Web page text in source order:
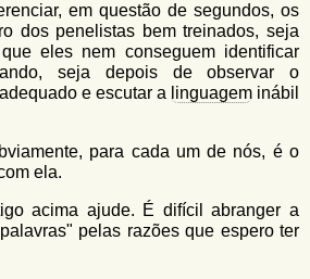
em questão de segundos, os
dos penelistas bem treinados, seja
eles nem conseguem identificar
seja depois de observar o
e escutar a linguagem inábil
para cada um de nós, é o
ela.
acima ajude. É difícil abranger a
pelas razões que espero ter